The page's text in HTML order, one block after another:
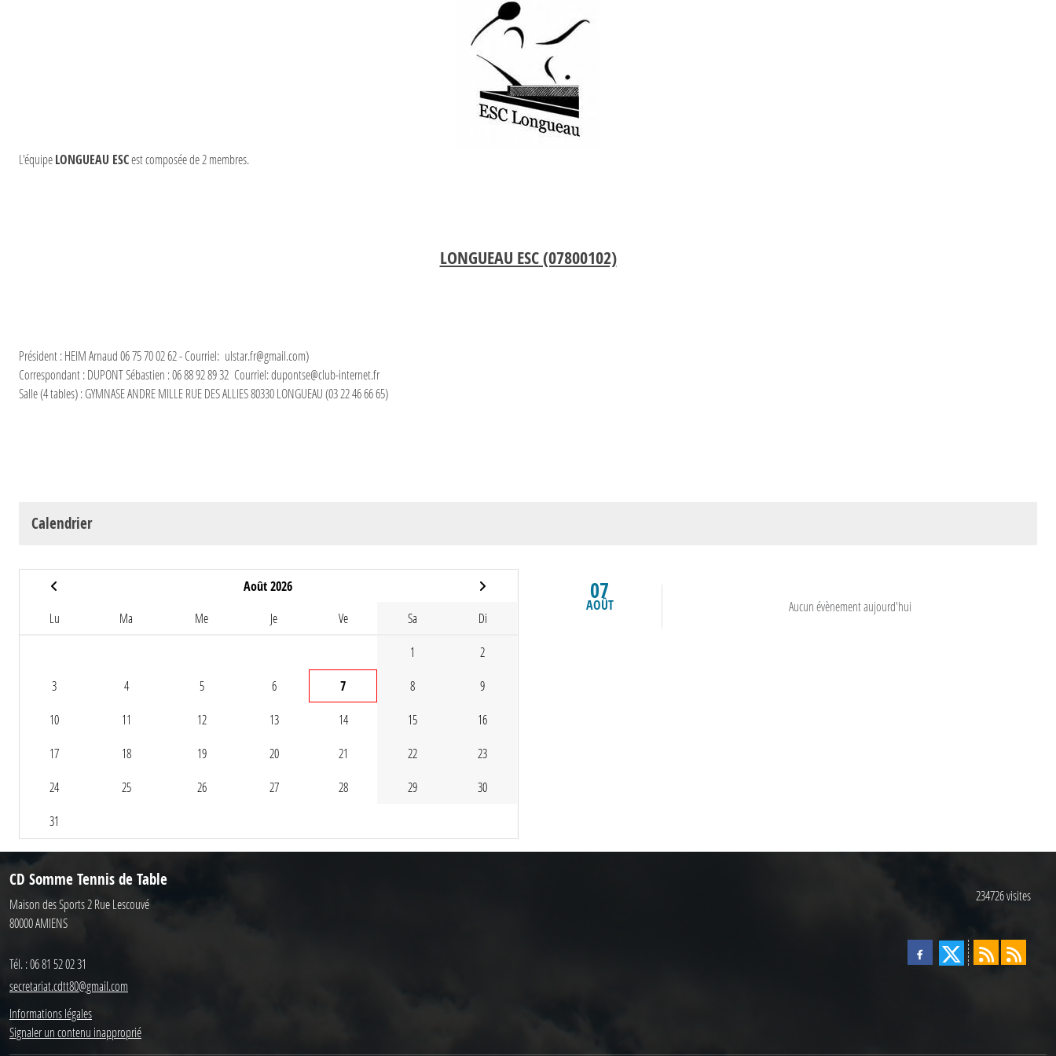
L'équipeLONGUEAU ESCest composée de 2 membres.
LONGUEAU ESC (07800102)
Président : HEIM Arnaud 06 75 70 02 62 - Courriel: ulstar.fr@gmail.com)
Correspondant : DUPONT Sébastien : 06 88 92 89 32 Courriel: dupontse@club-internet.fr
Salle (4 tables) : GYMNASE ANDRE MILLE RUE DES ALLIES 80330 LONGUEAU (03 22 46 66 65)
Calendrier
Août 2026
Lu Ma Me Je Ve Sa Di
1 2
3 4 5 6 7 8 9
10 11 12 13 14 15 16
17 18 19 20 21 22 23
24 25 26 27 28 29 30
31
07
AOÛT Aucun évènement aujourd'hui
CD Somme Tennis de Table
Maison des Sports 2 Rue Lescouvé
80000AMIENS
Tél. :06 81 52 02 31
secretariat.cdtt80@gmail.com
Informations légales
Signaler un contenu inapproprié
234726visites